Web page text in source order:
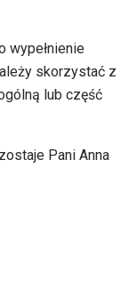
wypełnienie
skorzystać z
lub część
Pani Anna